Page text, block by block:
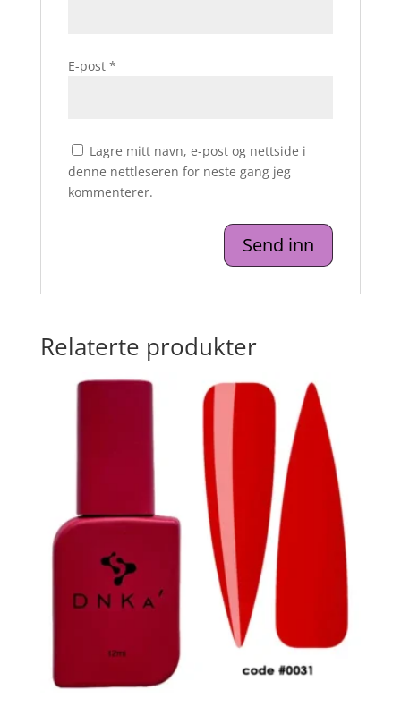
E-post *
Lagre mitt navn, e-post og nettside i
denne nettleseren for neste gang jeg
kommenterer.
Relaterte produkter